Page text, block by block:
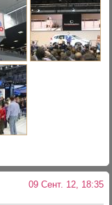
09 Сент. 12, 18:35